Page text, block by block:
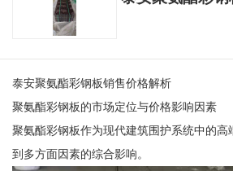
泰安聚氨酯彩钢板销售价格解析
聚氨酯彩钢板的市场定位与价格影响因素
聚氨酯彩钢板作为现代建筑围护系统中的高
到多方面因素的综合影响。